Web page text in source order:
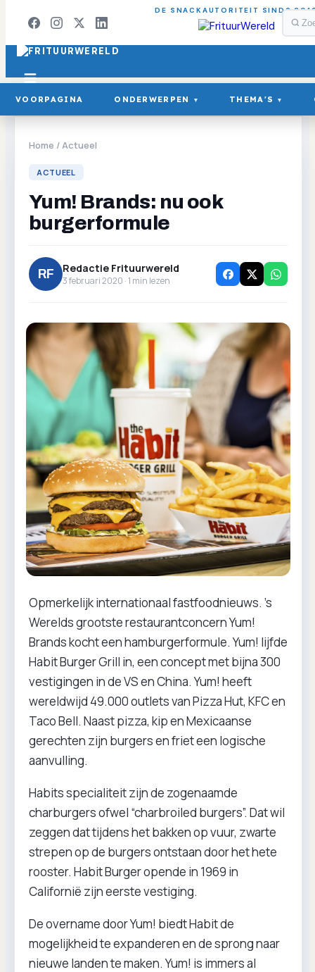
DE SNACKAUTORITEIT SINDS
VOORPAGINA ONDERWERPEN ▾ THEMA'S ▾
Home /Actueel
ACTUEEL
Yum! Brands: nu ook
burgerformule
RF Redactie Frituurwereld
3 februari 2020 ·1 min lezen
Opmerkelijk internationaal fastfoodnieuws. ’s
Werelds grootste restaurantconcern Yum!
Brands kocht een hamburgerformule. Yum! lijfde
Habit Burger Grill in, een concept met bijna 300
vestigingen in de VS en China. Yum! heeft
wereldwijd 49.000 outlets van Pizza Hut, KFC en
Taco Bell. Naast pizza, kip en Mexicaanse
gerechten zijn burgers en friet een logische
aanvulling.
Habits specialiteit zijn de zogenaamde
charburgers ofwel “charbroiled burgers”. Dat wil
zeggen dat tijdens het bakken op vuur, zwarte
strepen op de burgers ontstaan door het hete
rooster. Habit Burger opende in 1969 in
Californië zijn eerste vestiging.
De overname door Yum! biedt Habit de
mogelijkheid te expanderen en de sprong naar
nieuwe landen te maken. Yum! is immers al